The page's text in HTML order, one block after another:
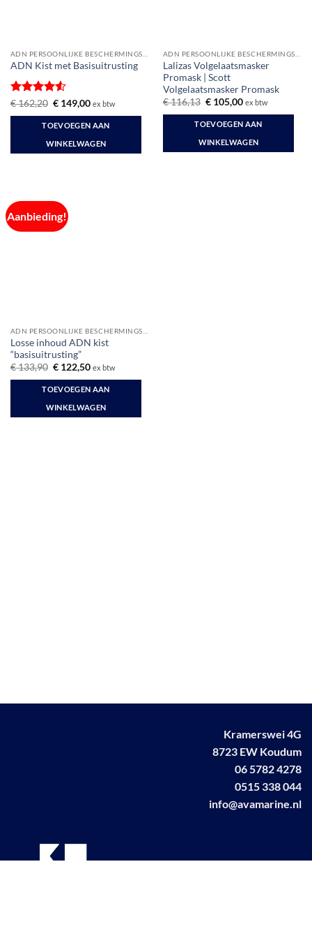
ADN Kist met Basisuitrusting
Gewaardeerd
4.5uit 5
€162,20 Oorspronkelijke
was:
€ 162,20.
€149,00Huidige
is:
€ 149,00.
ex btw
TOEVOEGEN AAN
WINKELWAGEN
Lalizas Volgelaatsmasker
Promask | Scott
Volgelaatsmasker Promask
€116,13 Oorspronkelijke
was:
€ 116,13.
€105,00Huidige
is:
€ 105,00.
ex btw
TOEVOEGEN AAN
WINKELWAGEN
Aanbieding!
Losse inhoud ADN kist
“basisuitrusting”
€133,90 Oorspronkelijke
was:
€ 133,90.
€122,50Huidige
is:
€ 122,50.
ex btw
TOEVOEGEN AAN
WINKELWAGEN
Kramerswei 4G
8723 EW Koudum
06 5782 4278
0515 338 044
info@avamarine.nl